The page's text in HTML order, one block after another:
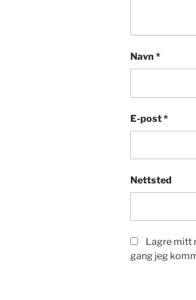
Navn *
E-post*
Nettsted
Lagre mitt
gang jeg